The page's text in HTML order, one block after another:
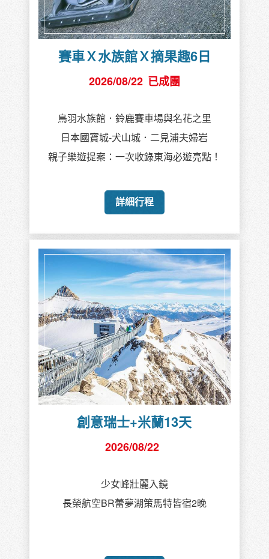
賽車Ｘ水族館Ｘ摘果趣6日
2026/08/22 已成團
鳥羽水族館．鈴鹿賽車場與名花之里
日本國寶城-犬山城．二見浦夫婦岩
親子樂遊提案：一次收錄東海必遊亮點！
詳細行程
創意瑞士+米蘭13天
2026/08/22
少女峰壯麗入鏡
長榮航空BR蕾夢湖策馬特皆宿2晚